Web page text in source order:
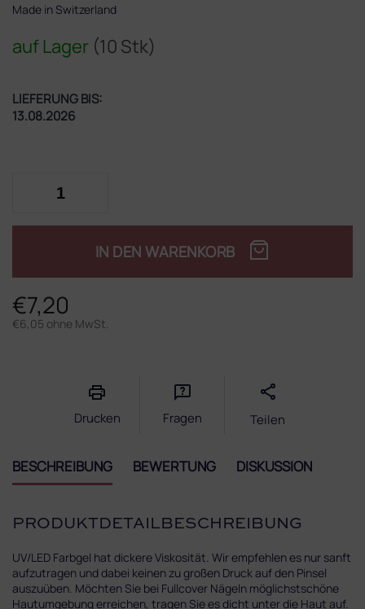
€7,20
€6,05 ohne MwSt.
auf Lager (10 Stk)
LIEFERUNG BIS:
13.08.2026
IN DEN WARENKORB
Made in Switzerland
Drucken Fragen Teilen
BESCHREIBUNG BEWERTUNG DISKUSSION
PRODUKTDETAILBESCHREIBUNG
UV/LED Farbgel hat dickere Viskosität. Wir empfehlen es nur sanft
aufzutragen und dabei keinen zu großen Druck auf den Pinsel
auszuüben. Möchten Sie bei Fullcover Nägeln möglichstschöne
Hautumgebung erreichen, tragen Sie es dicht unter die Haut auf.